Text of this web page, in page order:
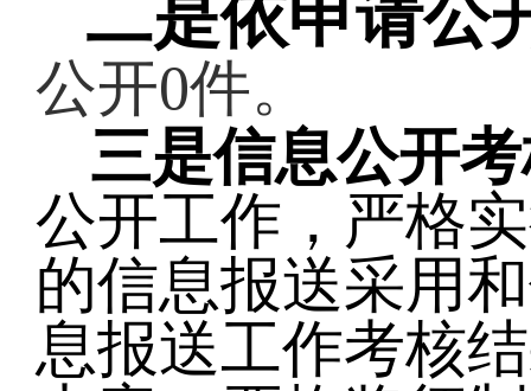
二是依申请公
公开0件。
三是信息公开
公开工作，严格
的信息报送采用
息报送工作考核